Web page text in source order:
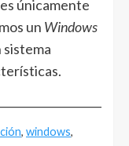
es únicamente
un Windows
sistema
, windows,